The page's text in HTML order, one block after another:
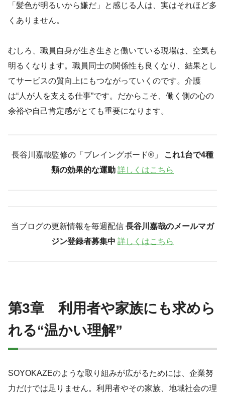
「髪色が明るいから嫌だ」と感じる人は、実はそれほど多
くありません。
むしろ、職員自身が生き生きと働いている現場は、空気も
明るくなります。職員同士の関係性も良くなり、結果とし
てサービスの質向上にもつながっていくのです。介護
は“人が人を支える仕事”です。だからこそ、働く側の心の
余裕や自己肯定感がとても重要になります。
長谷川嘉哉監修の「ブレイングボード®︎」
これ1台で4種
類の効果的な運動 詳しくはこちら
当ブログの更新情報を毎週配信 長谷川嘉哉のメールマガ
ジン登録者募集中 詳しくはこちら
第3章 利用者や家族にも求めら
れる“温かい理解”
SOYOKAZEのような取り組みが広がるためには、企業努
力だけでは足りません。利用者やその家族、地域社会の理